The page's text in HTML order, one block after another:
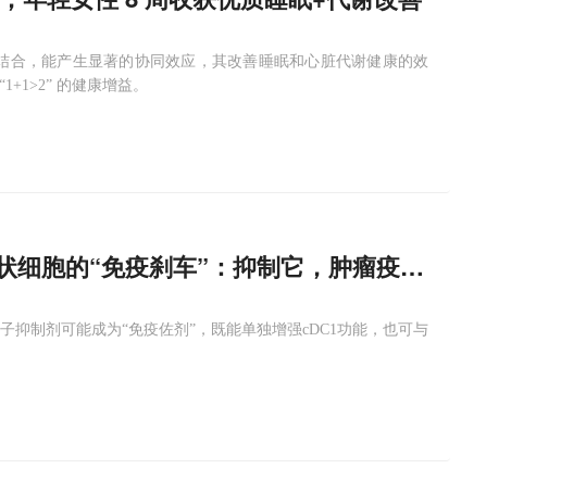
，能产生显著的协同效应，其改善睡眠和心脏代谢健康的效
的健康增益。
胞的“免疫刹车”：抑制它，肿瘤疫苗和PD-
抑制剂可能成为“免疫佐剂”，既能单独增强cDC1功能，也可与